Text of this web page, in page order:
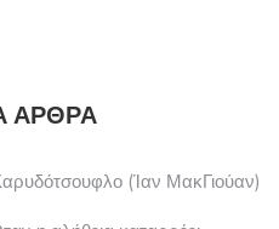
ΆΡΘΡΑ
Καρυδότσουφλο (Ίαν ΜακΓιούαν)